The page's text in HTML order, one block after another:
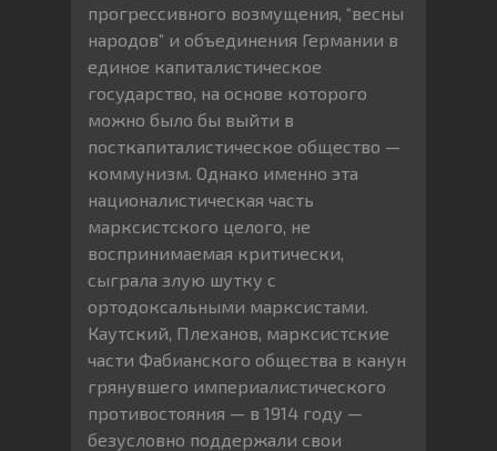
прогрессивного возмущения, “весны
народов” и объединения Германии в
единое капиталистическое
государство, на основе которого
можно было бы выйти в
посткапиталистическое общество —
коммунизм. Однако именно эта
националистическая часть
марксистского целого, не
воспринимаемая критически,
сыграла злую шутку с
ортодоксальными марксистами.
Каутский, Плеханов, марксистские
части Фабианского общества в канун
грянувшего империалистического
противостояния — в 1914 году —
безусловно поддержали свои